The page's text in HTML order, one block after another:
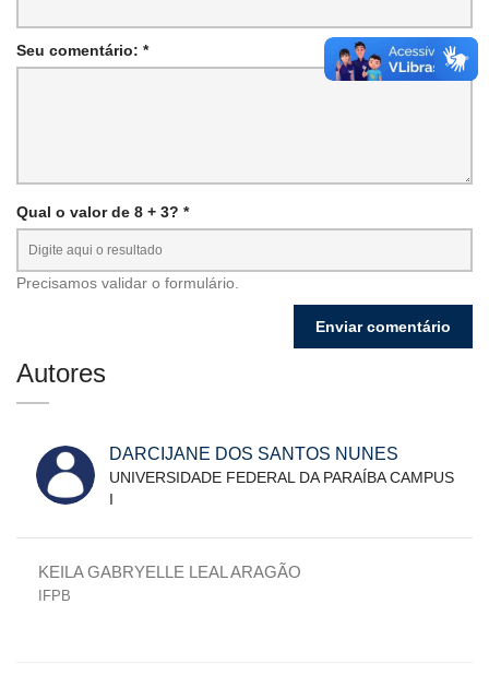
Seu comentário: *
Qual o valor de 8 + 3? *
Precisamos validar o formulário.
Autores
DARCIJANE DOS SANTOS NUNES
UNIVERSIDADE FEDERAL DA PARAÍBA CAMPUS
I
KEILA GABRYELLE LEAL ARAGÃO
IFPB